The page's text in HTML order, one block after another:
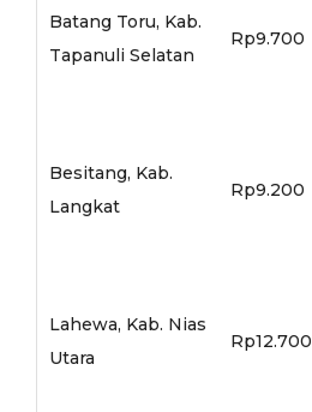
Batang Toru, Kab.
Tapanuli Selatan
Rp9.700
Besitang, Kab.
Langkat
Rp9.200
Lahewa, Kab. Nias
Utara
Rp12.700